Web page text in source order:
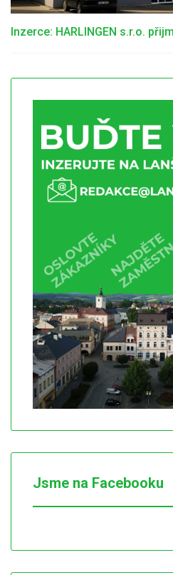
Inzerce: HARLINGEN s.r.o.
Jsme na Facebooku